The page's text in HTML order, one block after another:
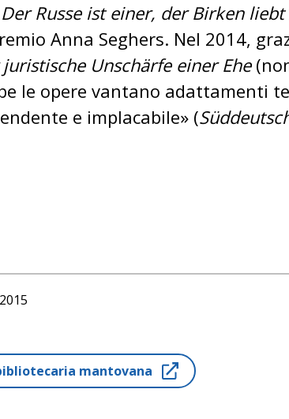
Der Russe ist einer, der Birken liebt
Anna Seghers. Nel 2014,
Unschärfe einer Ehe
le opere vantano adattamenti
e implacabile» (
mantovana